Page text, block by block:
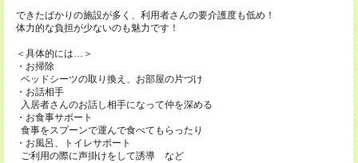
できたばかりの施設が多く、利用者さんの要介護度も低め！
体力的な負担が少ないのも魅力です！
＜具体的には…＞
・お掃除
ベッドシーツの取り換え、お部屋の片づけ
・お話相手
入居者さんのお話し相手になって仲を深める
・お食事サポート
食事をスプーンで運んで食べてもらったり
・お風呂、トイレサポート
ご利用の際に声掛けをして誘導 など